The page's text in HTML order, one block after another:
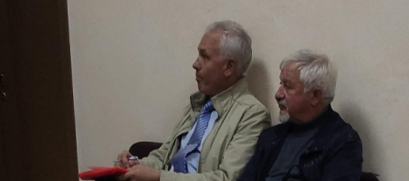
Перейти к основному содержанию